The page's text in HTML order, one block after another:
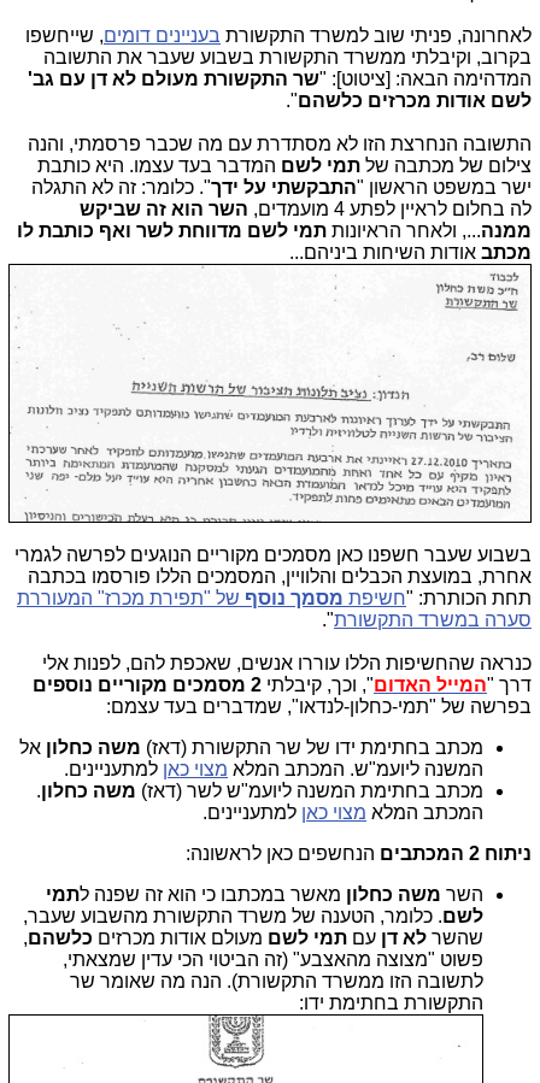
לאחרונה, פניתי שוב למשרד התקשורת בעניינים דומים, שייחשפו
בקרוב, וקיבלתי ממשרד התקשורת בשבוע שעבר את התשובה
המדהימה הבאה: [ציטוט]: "שר התקשורת מעולם לא דן עם גב'
לשם אודות מכרזים כלשהם".
התשובה הנחרצת הזו לא מסתדרת עם מה שכבר פרסמתי, והנה
צילום של מכתבה של תמי לשם המדבר בעד עצמו. היא כותבת
ישר במשפט הראשון "התבקשתי על ידך". כלומר: זה לא התגלה
לה בחלום לראיין לפתע 4 מועמדים,
השר הוא זה שביקש
ממנה..., ולאחר הראיונות תמי לשם מדווחת לשר ואף כותבת לו
מכתב אודות השיחות ביניהם...
בשבוע שעבר חשפנו כאן מסמכים מקוריים הנוגעים לפרשה לגמרי
אחרת, במועצת הכבלים והלוויין, המסמכים הללו פורסמו בכתבה
תחת הכותרת: "חשיפת מסמך נוסף של "תפירת מכרז" המעוררת
סערה במשרד התקשורת".
כנראה שהחשיפות הללו עוררו אנשים, שאכפת להם, לפנות אלי
דרך "המייל האדום", וכך, קיבלתי 2 מסמכים מקוריים
נוספים
בפרשה של "תמי-כחלון-לנדאו", שמדברים בעד עצמם:
מכתב בחתימת ידו של שר התקשורת (דאז) משה כחלון אל
המשנה ליועמ"ש. המכתב המלא מצוי כאן למתעניינים.
מכתב בחתימת המשנה ליועמ"ש לשר (דאז) משה כחלון.
המכתב המלא מצוי כאן למתעניינים.
ניתוח 2 המכתבים
הנחשפים כאן לראשונה:
השר משה כחלון מאשר במכתבו כי הוא זה שפנה לתמי
לשם. כלומר, הטענה של משרד התקשורת מהשבוע שעבר,
שהשר לא דן עם תמי לשם מעולם אודות מכרזים כלשהם,
פשוט "מצוצה מהאצבע" (זה הביטוי הכי עדין שמצאתי,
לתשובה הזו ממשרד התקשורת). הנה מה שאומר שר
התקשורת בחתימת ידו: